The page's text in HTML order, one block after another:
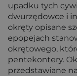
upadku tych
dwurzędowce i
okręty opisane
epopejach
okrętowego,
pentekontery.
przedstawiane